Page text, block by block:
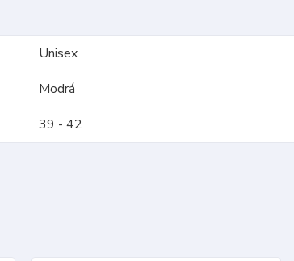
Unisex
Modrá
39 - 42